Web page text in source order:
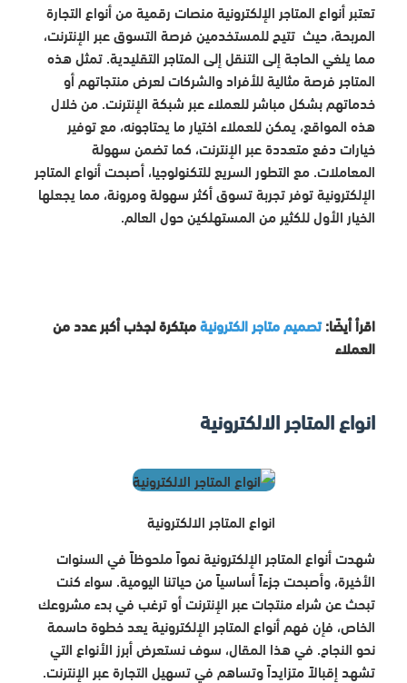
تعتبر أنواع المتاجر الإلكترونية منصات رقمية من أنواع التجارة
المربحة، حيث تتيح للمستخدمين فرصة التسوق عبر الإنترنت،
مما يلغي الحاجة إلى التنقل إلى المتاجر التقليدية. تمثل هذه
المتاجر فرصة مثالية للأفراد والشركات لعرض منتجاتهم أو
خدماتهم بشكل مباشر للعملاء عبر شبكة الإنترنت. من خلال
هذه المواقع، يمكن للعملاء اختيار ما يحتاجونه، مع توفير
خيارات دفع متعددة عبر الإنترنت، كما تضمن سهولة
المعاملات. مع التطور السريع للتكنولوجيا، أصبحت أنواع المتاجر
الإلكترونية توفر تجربة تسوق أكثر سهولة ومرونة، مما يجعلها
الخيار الأول للكثير من المستهلكين حول العالم.
اقرأ أيضًا:تصميم متاجر الكترونيةمبتكرة لجذب أكبر عدد من
العملاء
انواع المتاجر الالكترونية
انواع المتاجر الالكترونية
شهدت أنواع المتاجر الإلكترونية نمواً ملحوظاً في السنوات
الأخيرة، وأصبحت جزءاً أساسياً من حياتنا اليومية. سواء كنت
تبحث عن شراء منتجات عبر الإنترنت أو ترغب في بدء مشروعك
الخاص، فإن فهم أنواع المتاجر الإلكترونية يعد خطوة حاسمة
نحو النجاح. في هذا المقال، سوف نستعرض أبرز الأنواع التي
تشهد إقبالاً متزايداً وتساهم في تسهيل التجارة عبر الإنترنت.